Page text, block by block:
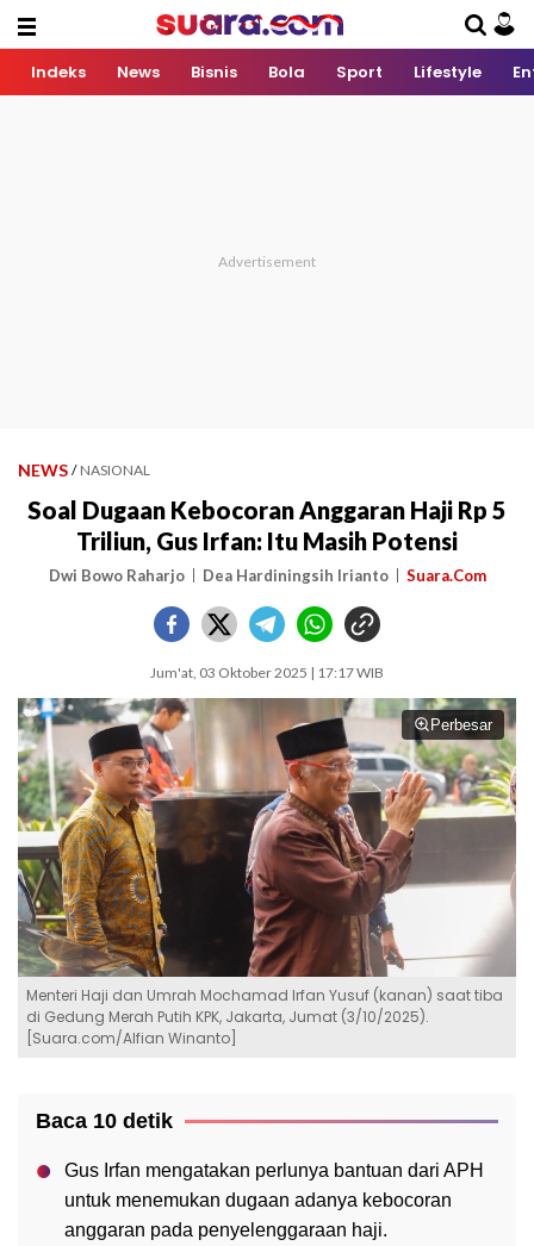
Indeks News Bisnis Bola Sport Lifestyle
NEWS / NASIONAL
Soal Dugaan Kebocoran Anggaran Haji Rp 5
Triliun, Gus Irfan: Itu Masih Potensi
Dwi Bowo Raharjo Dea Hardiningsih Irianto Suara.Com
Jum'at, 03 Oktober 2025 | 17:17 WIB
Perbesar
Menteri Haji dan Umrah Mochamad Irfan Yusuf (kanan) saat tiba
di Gedung Merah Putih KPK, Jakarta, Jumat (3/10/2025).
[Suara.com/Alfian Winanto]
Baca 10 detik
Gus Irfan mengatakan perlunya bantuan dari APH
untuk menemukan dugaan adanya kebocoran
anggaran pada penyelenggaraan haji.